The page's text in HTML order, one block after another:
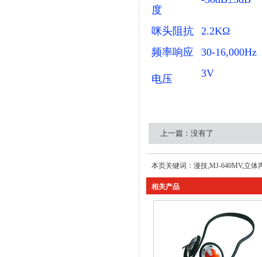
度
咪头阻抗
2.2KΩ
频率响应
30-16,000Hz
电压 3V
上一篇：没有了
本页关键词：漫技,MJ-640MV,立体
相关产品